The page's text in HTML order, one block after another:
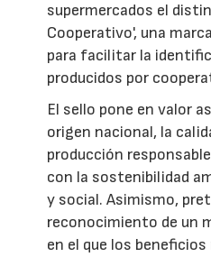
supermercados el
Cooperativo', una
para facilitar la
producidos por
El sello pone en valor
origen nacional, la
producción
con la sostenibilidad
y social. Asimismo,
reconocimiento de un
en el que los